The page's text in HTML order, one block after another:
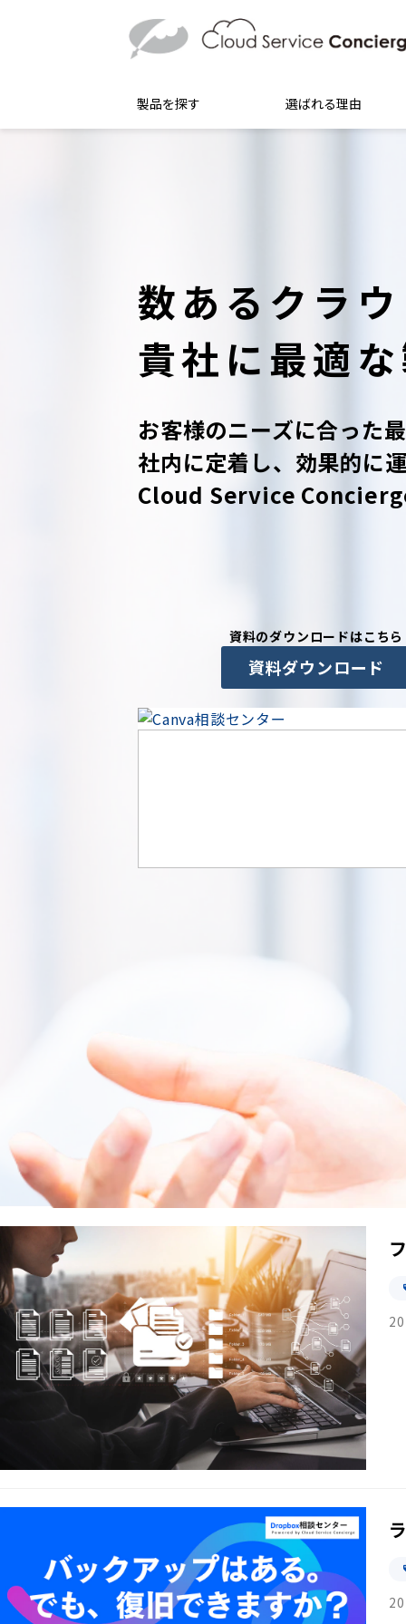
製品を探す 選ばれる理由
数あるクラ
貴社に最適
お客様のニーズに合った
社内に定着し、効果的に
Cloud Service
資料のダウンロードはこちら
資料ダウンロード